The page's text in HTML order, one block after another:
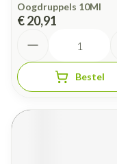
Oogdruppels 10Ml
€ 20,91
Bestel